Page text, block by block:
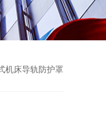
机床导轨防护罩